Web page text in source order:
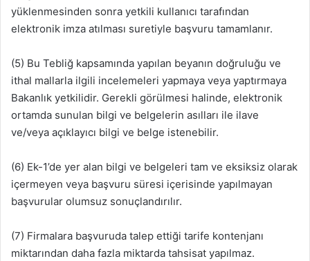
yüklenmesinden sonra yetkili kullanıcı tarafından
elektronik imza atılması suretiyle başvuru tamamlanır.
(5) Bu Tebliğ kapsamında yapılan beyanın doğruluğu ve
ithal mallarla ilgili incelemeleri yapmaya veya yaptırmaya
Bakanlık yetkilidir. Gerekli görülmesi halinde, elektronik
ortamda sunulan bilgi ve belgelerin asılları ile ilave
ve/veya açıklayıcı bilgi ve belge istenebilir.
(6) Ek-1’de yer alan bilgi ve belgeleri tam ve eksiksiz olarak
içermeyen veya başvuru süresi içerisinde yapılmayan
başvurular olumsuz sonuçlandırılır.
(7) Firmalara başvuruda talep ettiği tarife kontenjanı
miktarından daha fazla miktarda tahsisat yapılmaz.